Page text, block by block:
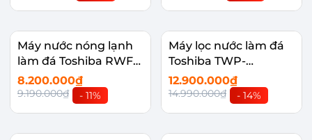
Máy nước nóng lạnh
làm đá Toshiba RWF-
IW2469BVN(K)
8.200.000₫
9.190.000₫ - 11%
Máy lọc nước làm đá
Toshiba TWP-
IW2469SVN(W)
12.900.000₫
14.990.000₫ - 14%